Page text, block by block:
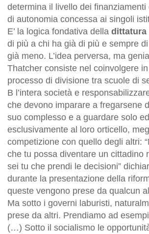
determina il livello dei
di autonomia concessa ai singoli
E’ la logica fondativa della dittatura
di più a chi ha già di più e sempre
già meno. L’idea perversa, ma
Thatcher consiste nel coinvolgere
processo di divisione tra scuole di
B l’intera società e
che devono imparare a fregarsene
suo complesso e a guardare solo ed
esclusivamente al loro orticello,
competizione con quello degli altri:
che tu possa diventare un cittadino
sei tu che prendi le decisioni”
durante la presentazione della
queste vengono prese da qualcun
Ma sotto i governi laburisti,
prese da altri. Prendiamo ad
(…) Sotto il socialismo le